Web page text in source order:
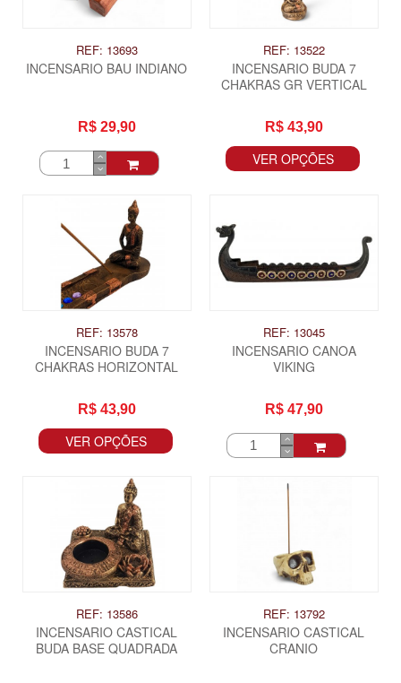
REF: 13693
INCENSARIO BAU INDIANO
R$ 29,90
REF: 13522
INCENSARIO BUDA 7
CHAKRAS GR VERTICAL
R$ 43,90
VER OPÇÕES
REF: 13578
INCENSARIO BUDA 7
CHAKRAS HORIZONTAL
R$ 43,90
VER OPÇÕES
REF: 13045
INCENSARIO CANOA
VIKING
R$ 47,90
REF: 13586
INCENSARIO CASTICAL
BUDA BASE QUADRADA
REF: 13792
INCENSARIO CASTICAL
CRANIO